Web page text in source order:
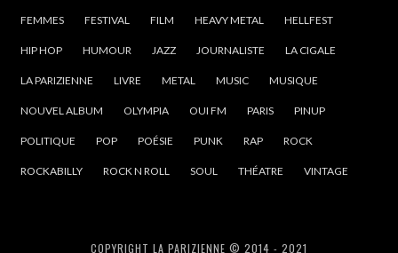
FEMMES FESTIVAL FILM HEAVY METAL HELLFEST
HIP HOP HUMOUR JAZZ JOURNALISTE LA CIGALE
LA PARIZIENNE LIVRE METAL MUSIC MUSIQUE
NOUVEL ALBUM OLYMPIA OUI FM PARIS PINUP
POLITIQUE POP POÉSIE PUNK RAP ROCK
ROCKABILLY ROCK N ROLL SOUL THÉATRE VINTAGE
COPYRIGHT LA PARIZIENNE © 2014 - 2021